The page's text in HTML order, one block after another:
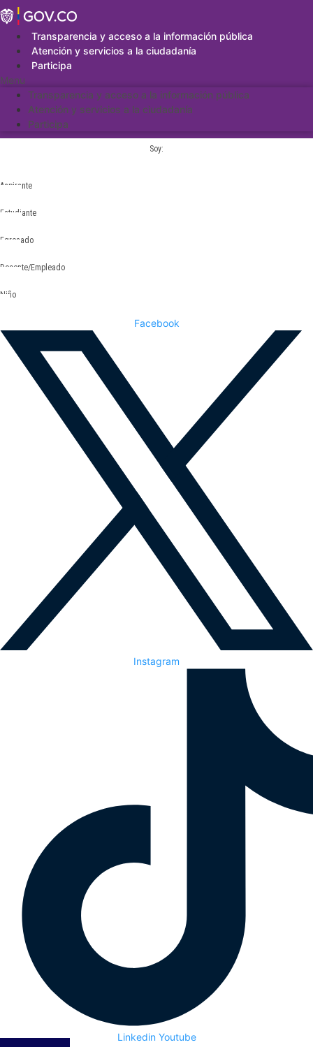
Saltar
al
contenidoTransparencia y acceso a la información pública
Atención y servicios a la ciudadanía
Participa
Menu
Transparencia y acceso a la información pública
Atención y servicios a la ciudadanía
Participa
Soy:
Aspirante
Estudiante
Egresado
Docente/Empleado
Niño
Facebook
Instagram
Linkedin Youtube